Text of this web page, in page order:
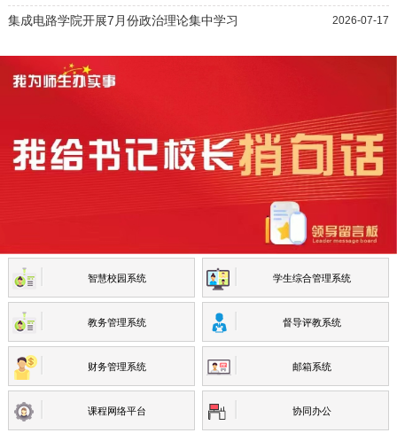
集成电路学院开展7月份政治理论集中学习 2026-07-17
智慧校园系统 学生综合管理系统
教务管理系统 督导评教系统
财务管理系统 邮箱系统
课程网络平台 协同办公